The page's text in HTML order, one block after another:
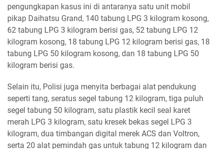
pengungkapan kasus ini di antaranya satu unit mobil
pikap Daihatsu Grand, 140 tabung LPG 3 kilogram kosong,
62 tabung LPG 3 kilogram berisi gas, 52 tabung LPG 12
kilogram kosong, 18 tabung LPG 12 kilogram berisi gas, 18
tabung LPG 50 kilogram kosong, dan 18 tabung LPG 50
kilogram berisi gas.
Selain itu, Polisi juga menyita berbagai alat pendukung
seperti tang, seratus segel tabung 12 kilogram, tiga puluh
segel tabung 50 kilogram, satu plastik kecil seal karet
merah LPG 3 kilogram, satu kresek bekas segel LPG 3
kilogram, dua timbangan digital merek ACS dan Voltron,
serta 20 alat pemindah gas untuk tabung 12 kilogram dan